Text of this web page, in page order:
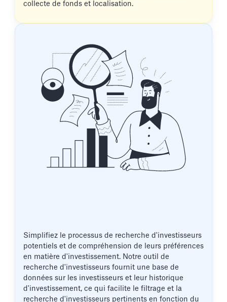
collecte de fonds et localisation.
Simplifiez le processus de recherche d'investisseurs
potentiels et de compréhension de leurs préférences
en matière d'investissement. Notre outil de
recherche d'investisseurs fournit une base de
données sur les investisseurs et leur historique
d'investissement, ce qui facilite le filtrage et la
recherche d'investisseurs pertinents en fonction du